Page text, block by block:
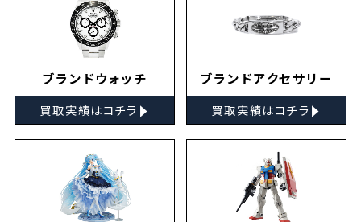
ブランドウォッチ
買取実績はコチラ ▸
ブランドアクセサリー
買取実績はコチラ ▸